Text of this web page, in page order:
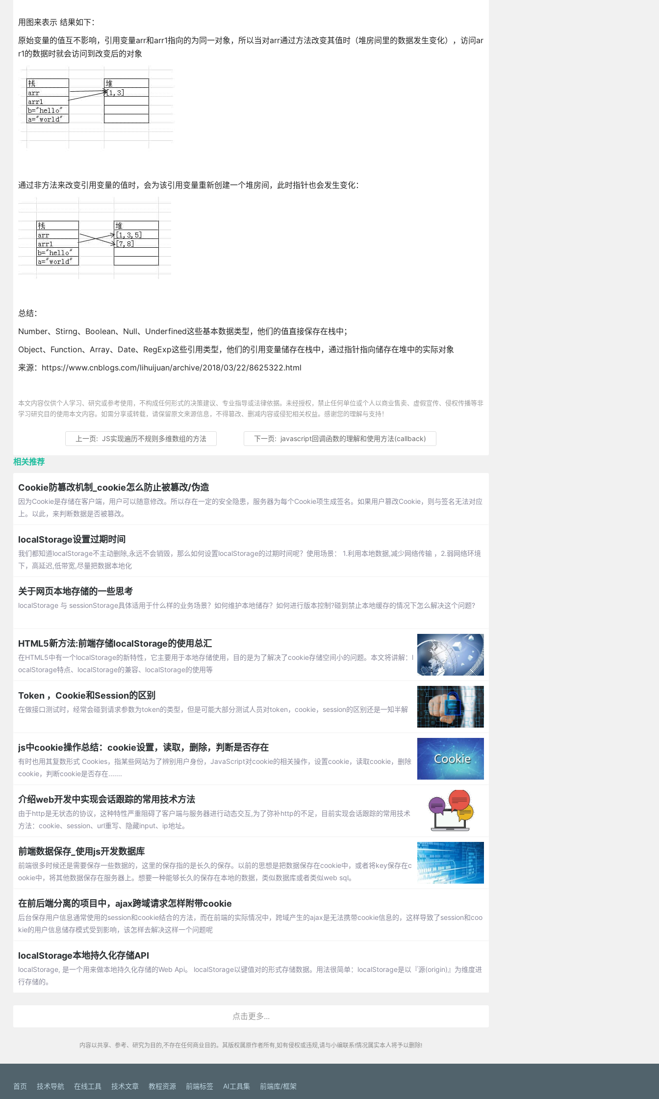
用图来表示 结果如下：
原始变量的值互不影响，引用变量arr和arr1指向的为同一对象，所以当对arr通过方法改变其值时（堆房间里的数据发生变化），访问ar
r1的数据时就会访问到改变后的对象
通过非方法来改变引用变量的值时，会为该引用变量重新创建一个堆房间，此时指针也会发生变化：
总结：
Number、Stirng、Boolean、Null、Underfined这些基本数据类型，他们的值直接保存在栈中；
Object、Function、Array、Date、RegExp这些引用类型，他们的引用变量储存在栈中，通过指针指向储存在堆中的实际对象
来源：https://www.cnblogs.com/lihuijuan/archive/2018/03/22/8625322.html
本文内容仅供个人学习、研究或参考使用，不构成任何形式的决策建议、专业指导或法律依据。未经授权，禁止任何单位或个人以商业售卖、虚假宣传、侵权传播等非
学习研究目的使用本文内容。如需分享或转载，请保留原文来源信息，不得篡改、删减内容或侵犯相关权益。感谢您的理解与支持！
上一页:JS实现遍历不规则多维数组的方法 下一页: javascript回调函数的理解和使用方法(callback)
相关推荐
Cookie防篡改机制_cookie怎么防止被篡改/伪造
因为Cookie是存储在客户端，用户可以随意修改。所以存在一定的安全隐患，服务器为每个Cookie项生成签名。如果用户篡改Cookie，则与签名无法对应
上。以此，来判断数据是否被篡改。
localStorage设置过期时间
我们都知道localStorage不主动删除,永远不会销毁，那么如何设置localStorage的过期时间呢？使用场景： 1.利用本地数据,减少网络传输 ，2.弱网络环境
下，高延迟,低带宽,尽量把数据本地化
关于网页本地存储的一些思考
localStorage 与 sessionStorage具体适用于什么样的业务场景？如何维护本地储存？如何进行版本控制?碰到禁止本地缓存的情况下怎么解决这个问题?
HTML5新方法:前端存储localStorage的使用总汇
在HTML5中有一个localStorage的新特性，它主要用于本地存储使用，目的是为了解决了cookie存储空间小的问题。本文将讲解：l
ocalStorage特点、localStorage的兼容、localStorage的使用等
Token ，Cookie和Session的区别
在做接口测试时，经常会碰到请求参数为token的类型，但是可能大部分测试人员对token，cookie，session的区别还是一知半解
js中cookie操作总结：cookie设置，读取，删除，判断是否存在
有时也用其复数形式 Cookies，指某些网站为了辨别用户身份，JavaScript对cookie的相关操作，设置cookie，读取cookie，删除
cookie，判断cookie是否存在.......
介绍web开发中实现会话跟踪的常用技术方法
由于http是无状态的协议，这种特性严重阻碍了客户端与服务器进行动态交互,为了弥补http的不足，目前实现会话跟踪的常用技术
方法：cookie、session、url重写、隐藏input、ip地址。
前端数据保存_使用js开发数据库
前端很多时候还是需要保存一些数据的，这里的保存指的是长久的保存。以前的思想是把数据保存在cookie中，或者将key保存在c
ookie中，将其他数据保存在服务器上。想要一种能够长久的保存在本地的数据，类似数据库或者类似web sql。
在前后端分离的项目中，ajax跨域请求怎样附带cookie
后台保存用户信息通常使用的session和cookie结合的方法，而在前端的实际情况中，跨域产生的ajax是无法携带cookie信息的，这样导致了session和coo
kie的用户信息储存模式受到影响，该怎样去解决这样一个问题呢
localStorage本地持久化存储API
localStorage, 是一个用来做本地持久化存储的Web Api。 localStorage以键值对的形式存储数据。用法很简单：localStorage是以『源(origin)』为维度进
行存储的。
点击更多...
内容以共享、参考、研究为目的,不存在任何商业目的。其版权属原作者所有,如有侵权或违规,请与小编联系!情况属实本人将予以删除!
首页 技术导航 在线工具 技术文章 教程资源 前端标签 AI工具集 前端库/框架